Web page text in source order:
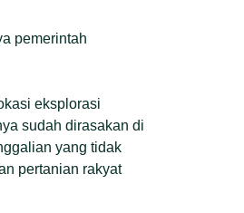
pemerintah
eksplorasi
sudah dirasakan di
yang tidak
pertanian rakyat